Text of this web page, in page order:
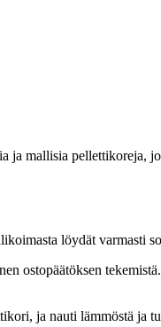
ja mallisia pellettikoreja,
löydät varmasti
ostopäätöksen
ja nauti lämmöstä ja